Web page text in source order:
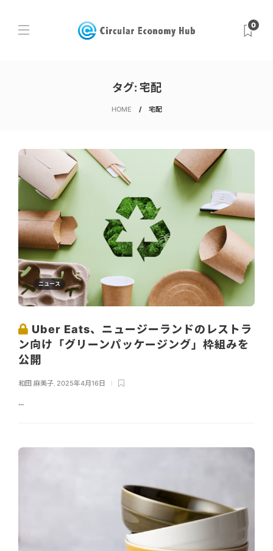
0
タグ: 宅配
HOME 宅配
ニュース
Uber Eats、ニュージーランドのレストラ
ン向け「グリーンパッケージング」枠組みを
公開
和田 麻美子, 2025年4月16日
...